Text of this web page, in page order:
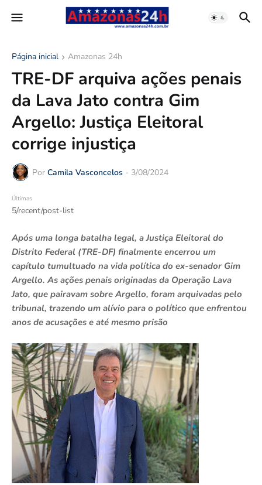
Página inicial Amazonas 24h
TRE-DF arquiva ações penais
da Lava Jato contra Gim
Argello: Justiça Eleitoral
corrige injustiça
Por Camila Vasconcelos - 3/08/2024
Últimas
5/recent/post-list
Após uma longa batalha legal, a Justiça Eleitoral do
Distrito Federal (TRE-DF) finalmente encerrou um
capítulo tumultuado na vida política do ex-senador Gim
Argello. As ações penais originadas da Operação Lava
Jato, que pairavam sobre Argello, foram arquivadas pelo
tribunal, trazendo um alívio para o político que enfrentou
anos de acusações e até mesmo prisão